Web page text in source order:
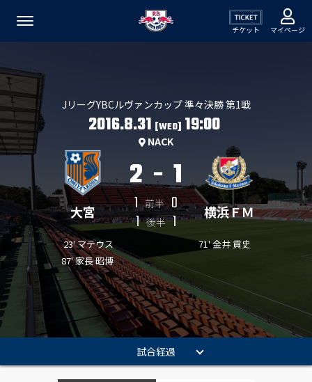
チケット マイページ
JリーグYBCルヴァンカップ 準々決勝 第1戦
2016.8.31 [WED] 19:00
NACK
大宮
23' マテウス
87' 家長 昭博
2 - 1
1 前半 0
1 後半 1 横浜ＦＭ
71' 金井 貢史
試合経過